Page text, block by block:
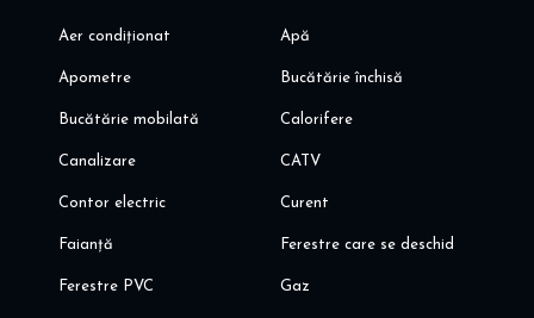
Aer condiționat Apă
Apometre Bucătărie închisă
Bucătărie mobilată Calorifere
Canalizare CATV
Contor electric Curent
Faianță Ferestre care se deschid
Ferestre PVC Gaz